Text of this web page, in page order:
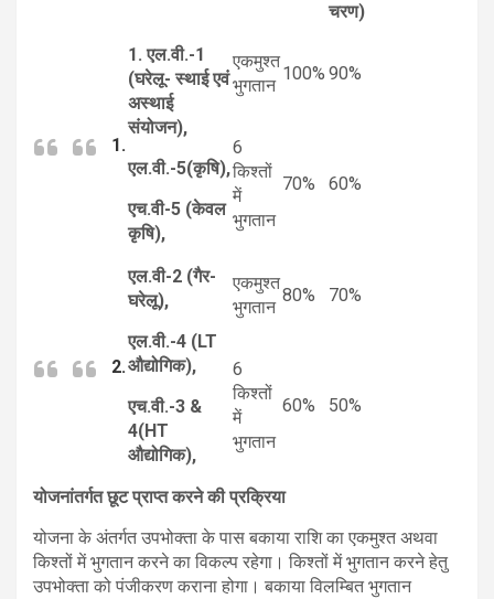
चरण)
1.
1. एल.वी.-1
(घरेलू- स्थाई एवं
अस्थाई
संयोजन),
एल.वी.-5(कृषि),
एच.वी-5 (केवल
कृषि),
एकमुश्त
भुगतान
100% 90%
6
किश्तों
में
भुगतान
70% 60%
2.
एल.वी-2 (गैर-
घरेलू),
एल.वी.-4 (LT
औद्योगिक),
एच.वी.-3 &
4(HT
औद्योगिक),
एकमुश्त
भुगतान
80% 70%
6
किश्तों
में
भुगतान
60% 50%
योजनांतर्गत छूट प्राप्त करने की प्रक्रिया
योजना के अंतर्गत उपभोक्ता के पास बकाया राशि का एकमुश्त अथवा
किश्तों में भुगतान करने का विकल्प रहेगा। किश्तों में भुगतान करने हेतु
उपभोक्ता को पंजीकरण कराना होगा। बकाया विलम्बित भुगतान